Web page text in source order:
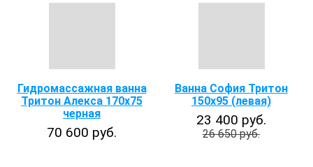
Гидромассажная ванна
Тритон Алекса 170х75
черная
70 600 руб.
Ванна София Тритон
150х95 (левая)
23 400 руб.
26 650 руб.